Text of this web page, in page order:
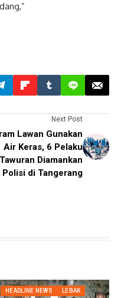
Next Post
Lawan Gunakan
Air Keras, 6 Pelaku
Tawuran Diamankan
Polisi di Tangerang
HEADLINE NEWS LEBAK